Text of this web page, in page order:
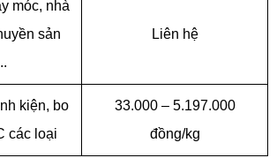
móc, nhà
sản
Liên hệ
kiện, bo
các loại
33.000 – 5.197.000
đồng/kg